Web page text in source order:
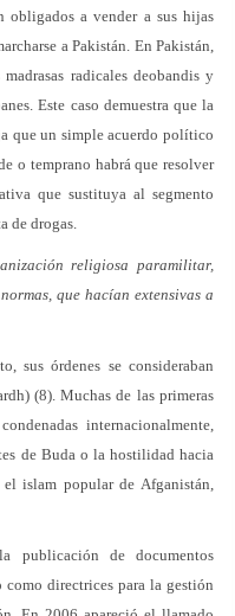
obligados a vender a sus hijas
a Pakistán. En Pakistán,
radicales deobandis y
Este caso demuestra que la
que un simple acuerdo político
o temprano habrá que resolver
que sustituya al segmento
de drogas.
religiosa paramilitar,
que hacían extensivas a
sus órdenes se consideraban
(8). Muchas de las primeras
internacionalmente,
de Buda o la hostilidad hacia
islam popular de Afganistán,
publicación de documentos
directrices para la gestión